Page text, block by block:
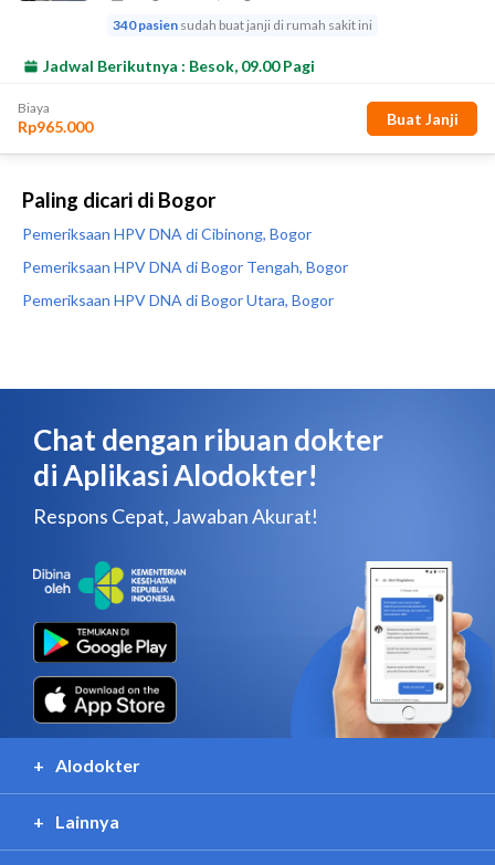
Paling dicari di Bogor
Pemeriksaan HPV DNA di Cibinong, Bogor
Pemeriksaan HPV DNA di Bogor Tengah, Bogor
Pemeriksaan HPV DNA di Bogor Utara, Bogor